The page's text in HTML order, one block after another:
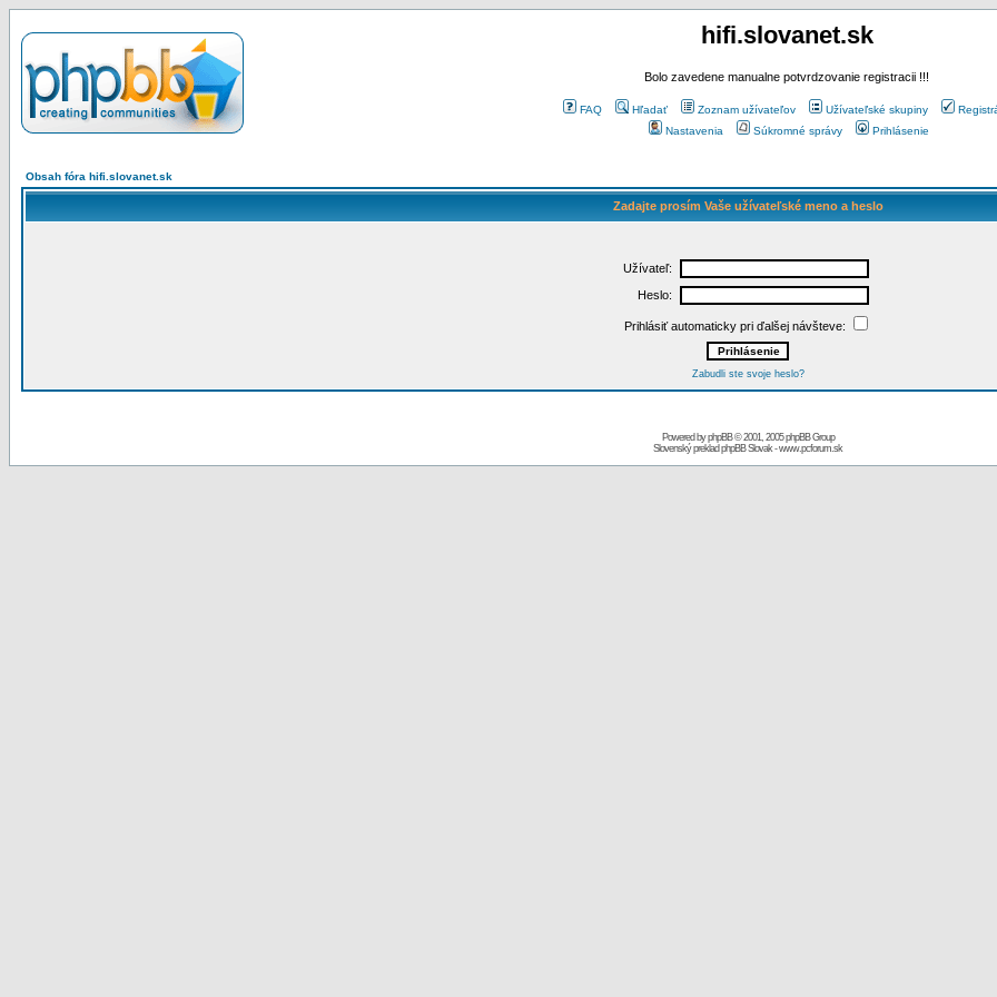
hifi.slovanet.sk
Bolo zavedene manualne potvrdzovanie registracii !!!
FAQ Hľadať Zoznam užívateľov Užívateľské skupiny
Nastavenia
Súkromné správy Prihlásenie
Obsah fóra hifi.slovanet.sk
Zadajte prosím Vaše užívateľské meno a heslo
Užívateľ:
Heslo:
Prihlásiť automaticky pri ďalšej návšteve:
Zabudli ste svoje heslo?
Powered byphpBB© 2001, 2005 phpBB Group
Slovenský preklad phpBB Slovak-www.pcforum.sk